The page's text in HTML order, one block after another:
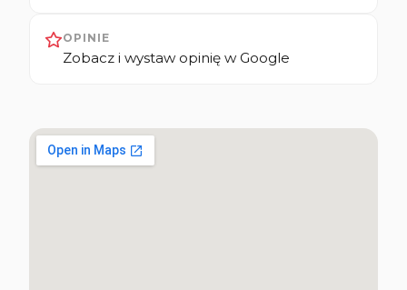
OPINIE
Zobacz i wystaw opinię w Google